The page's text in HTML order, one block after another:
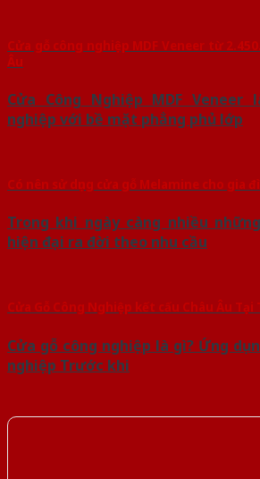
Cửa gỗ công nghiệp MDF Veneer từ
Âu
Cửa Công Nghiệp MDF Veneer
nghiệp với bề mặt phẳng phủ lớp
Có nên sử dụng cửa gỗ Melamine cho gia
Trong khi ngày càng nhiều
hiện đại ra đời theo nhu cầu
Cửa Gỗ Công Nghiệp kết cấu Châu Âu Tại
Cửa gỗ công nghiệp là gì? Ứng
nghiệp Trước khi